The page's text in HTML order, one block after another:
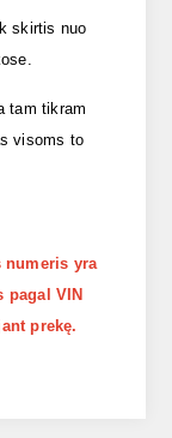
skirtis nuo
tam tikram
visoms to
numeris yra
VIN
prekę.